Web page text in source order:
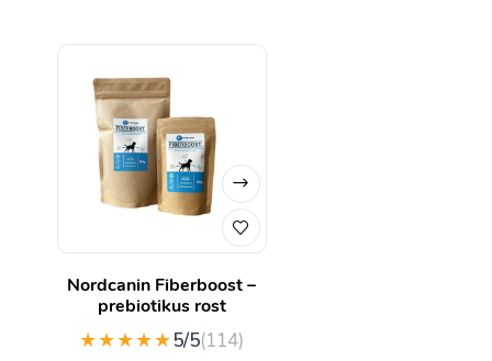
Nordcanin Fiberboost –
prebiotikus rost
★★★★★5/5(114)